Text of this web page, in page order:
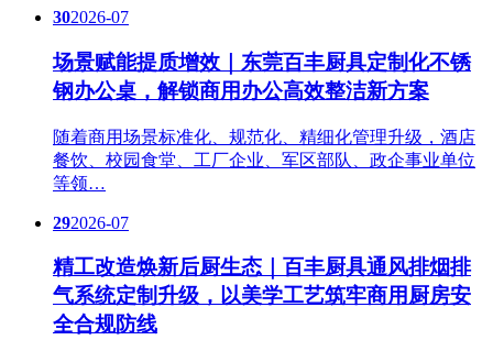
302026-07
场景赋能提质增效｜东莞百丰厨具定制化不锈
钢办公桌，解锁商用办公高效整洁新方案
随着商用场景标准化、规范化、精细化管理升级，酒店
餐饮、校园食堂、工厂企业、军区部队、政企事业单位
等领…
292026-07
精工改造焕新后厨生态｜百丰厨具通风排烟排
气系统定制升级，以美学工艺筑牢商用厨房安
全合规防线